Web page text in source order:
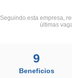
Seguindo esta empresa,
últimas
9
Beneficios